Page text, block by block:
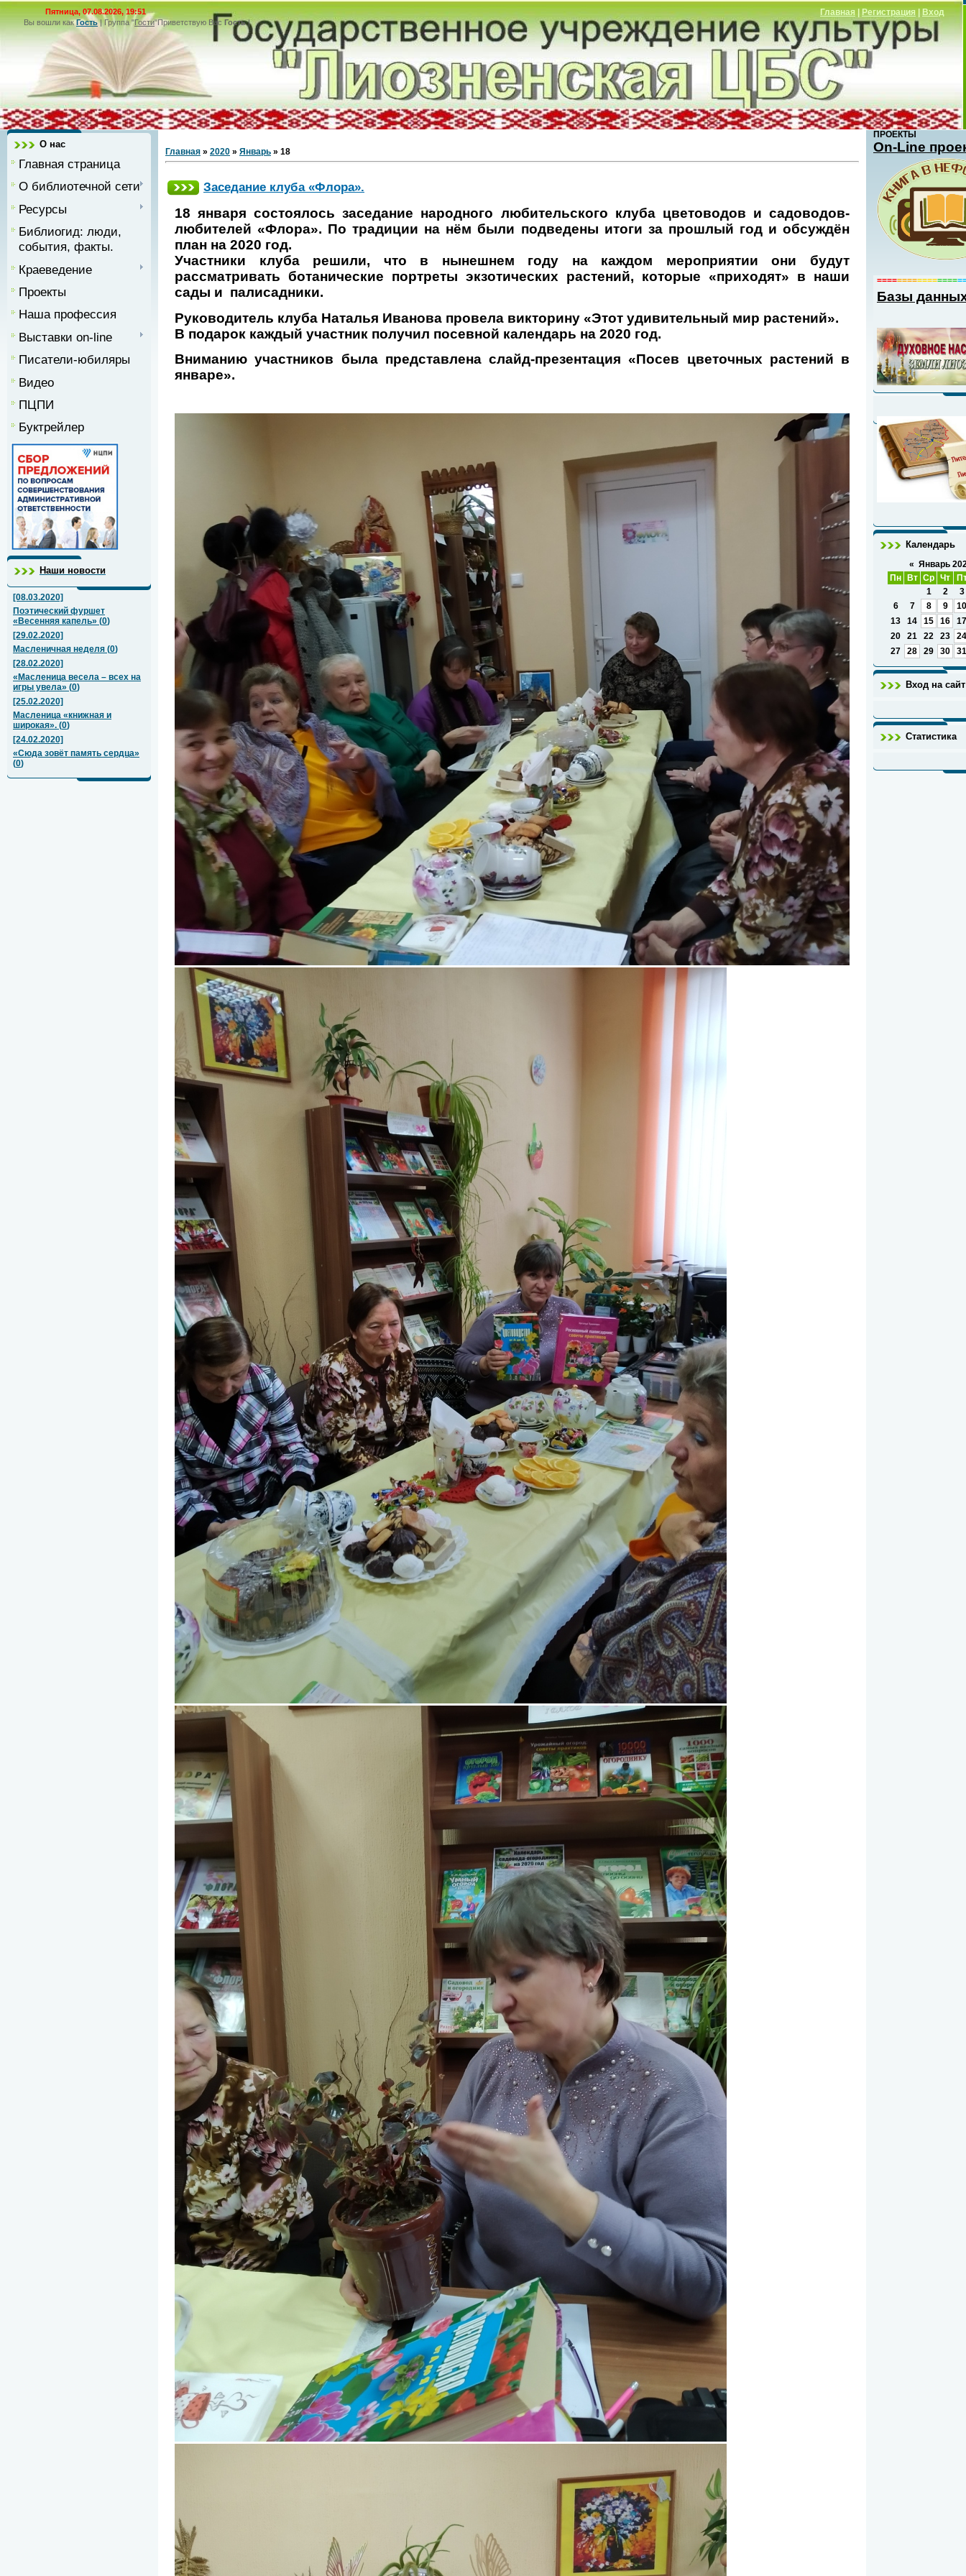
Пятница, 07.08.2026, 19:51
Вы вошли как Гость|Группа"Гости"Приветствую Вас Гость|
Главная Регистрация |Вход
О нас
Главная страница
О библиотечной сети
Ресурсы
Библиогид: люди,
события, факты.
Краеведение
Проекты
Наша профессия
Выставки on-line
Писатели-юбиляры
Видео
ПЦПИ
Буктрейлер
Наши новости
[08.03.2020]
Поэтический фуршет
«Весенняя капель» (0)
[29.02.2020]
Масленичная неделя (0)
[28.02.2020]
«Масленица весела – всех на
игры увела» (0)
[25.02.2020]
Масленица «книжная и
широкая». (0)
[24.02.2020]
«Сюда зовёт память сердца»
(0)
Главная » 2020 » Январь » 18
Заседание клуба «Флора».
18 января состоялось заседание народного любительского клуба цветоводов и садоводов-
любителей «Флора». По традиции на нём были подведены итоги за прошлый год и обсуждён
план на 2020 год.
Участники клуба решили, что в нынешнем году на каждом мероприятии они будут
рассматривать ботанические портреты экзотических растений, которые «приходят» в наши
сады и палисадники.
Руководитель клуба Наталья Иванова провела викторину «Этот удивительный мир растений».
В подарок каждый участник получил посевной календарь на 2020 год.
Вниманию участников была представлена слайд-презентация «Посев цветочных растений в
январе».
ПРОЕКТЫ
Оn-Line
================
Базы
Календарь
« Январь
Пн
Вт Ср Чт
1
2
3
6
7 8 9
10
13
14 15 16
17
20
21 22 23
24
27
28 29 30 31
Вход на сайт
Статистика